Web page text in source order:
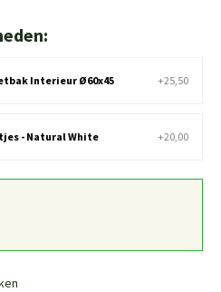
Interieur Ø60x45 +25,50
- Natural White +20,00